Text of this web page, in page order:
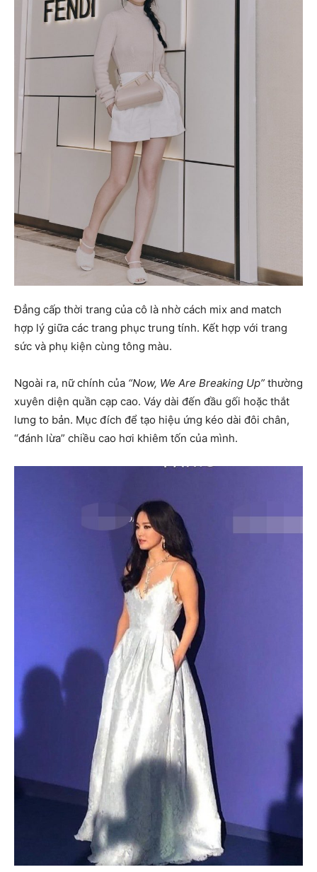
Đẳng cấp thời trang của cô là nhờ cách mix and match
hợp lý giữa các trang phục trung tính. Kết hợp với trang
sức và phụ kiện cùng tông màu.
Ngoài ra, nữ chính của “Now, We Are Breaking Up” thường
xuyên diện quần cạp cao. Váy dài đến đầu gối hoặc thắt
lưng to bản. Mục đích để tạo hiệu ứng kéo dài đôi chân,
“đánh lừa” chiều cao hơi khiêm tốn của mình.